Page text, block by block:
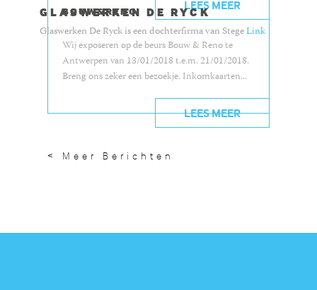
GLASWERKEN DE RYCK
Glaswerken De Ryck is een dochterfirma van StegeLink
LEES MEER
BOUW&RENO
Wij exposeren op de beurs Bouw & Reno te
Antwerpen van 13/01/2018 t.e.m. 21/01/2018.
Breng ons zeker een bezoekje. Inkomkaarten...
LEES MEER
< Meer Berichten